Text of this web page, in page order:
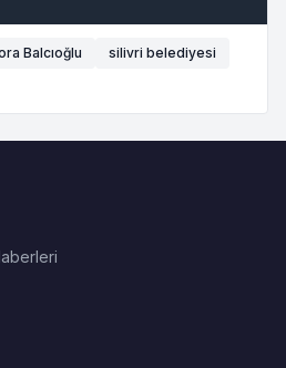
Balcıoğlu
silivri belediyesi